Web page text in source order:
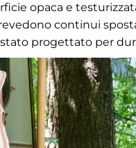
opaca e
continui
progettato per